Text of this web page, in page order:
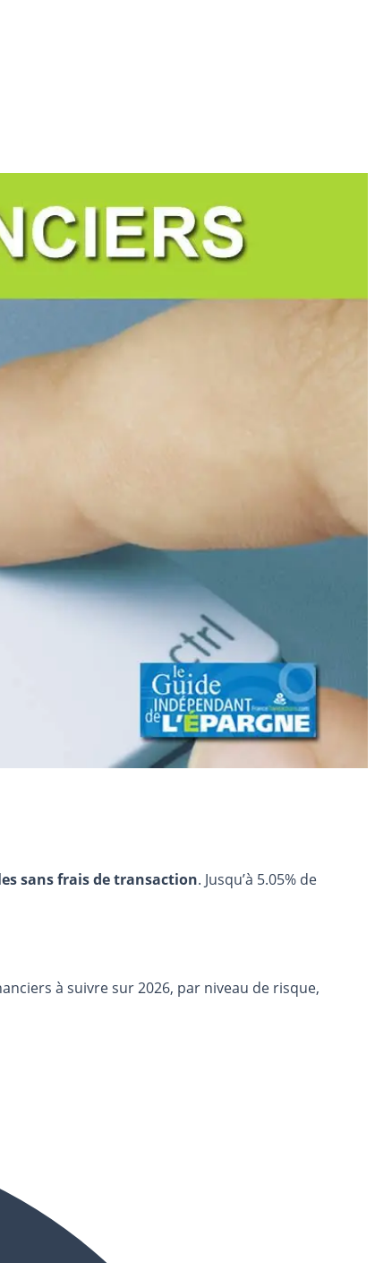
sans frais de transaction. Jusqu’à 5.05% de
à suivre sur 2026, par niveau de risque,